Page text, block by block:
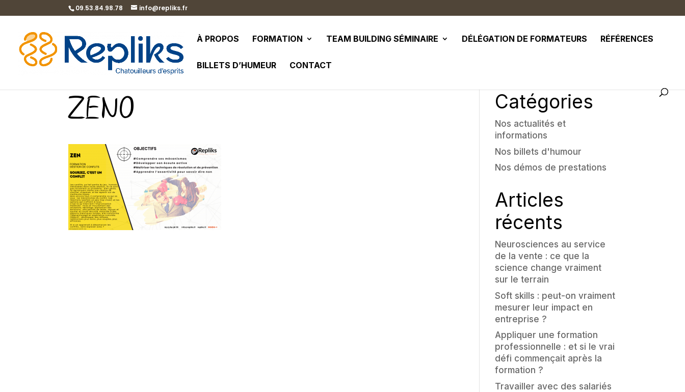
09.53.84.98.78 info@repliks.fr
À PROPOS FORMATION TEAM BUILDING SÉMINAIRE DÉLÉGATION DE FORMATEURS RÉFÉRENCES
BILLETS D’HUMEUR CONTACT
ZEN0 Catégories
Nos actualités et
informations
Nos billets d'humour
Nos démos de prestations
Articles
récents
Neurosciences au service
de la vente : ce que la
science change vraiment
sur le terrain
Soft skills : peut-on vraiment
mesurer leur impact en
entreprise ?
Appliquer une formation
professionnelle : et si le vrai
défi commençait après la
formation ?
Travailler avec des salariés